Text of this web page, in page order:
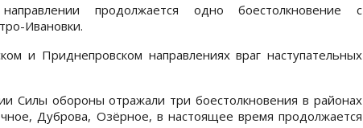
продолжается одно боестолкновение с
Ивановки.
и Приднепровском направлениях враг наступательных
Силы обороны отражали три боестолкновения в районах
Дуброва, Озёрное, в настоящее время продолжается